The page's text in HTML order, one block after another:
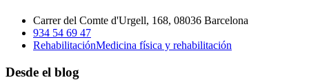
Carrer del Comte d'Urgell, 168, 08036 Barcelona
934 54 69 47
RehabilitaciónMedicina física y rehabilitación
Desde el blog